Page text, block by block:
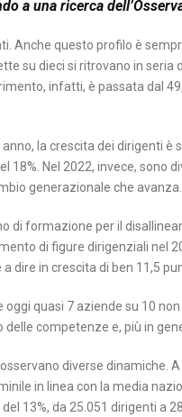
a una ricerca
Anche questo profilo è
su dieci si ritrovano in
infatti, è passata dal
la crescita dei dirigenti
18%. Nel 2022, invece, sono
generazionale che avanza.
di formazione per il
di figure dirigenziali nel
a dire in crescita di ben 11,5
quasi 7 aziende su 10
competenze e, più in
diverse dinamiche.
in linea con la media
13%, da 25.051 dirigenti a